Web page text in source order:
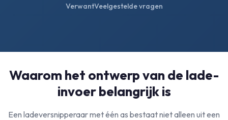
VerwantVeelgestelde vragen
Waarom het ontwerp van de lade-
invoer belangrijk is
Een ladeversnipperaar met één as bestaat niet alleen uit een